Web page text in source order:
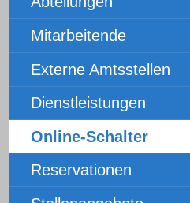
Mitarbeitende
Externe Amtsstellen
Dienstleistungen
Online-Schalter
Reservationen